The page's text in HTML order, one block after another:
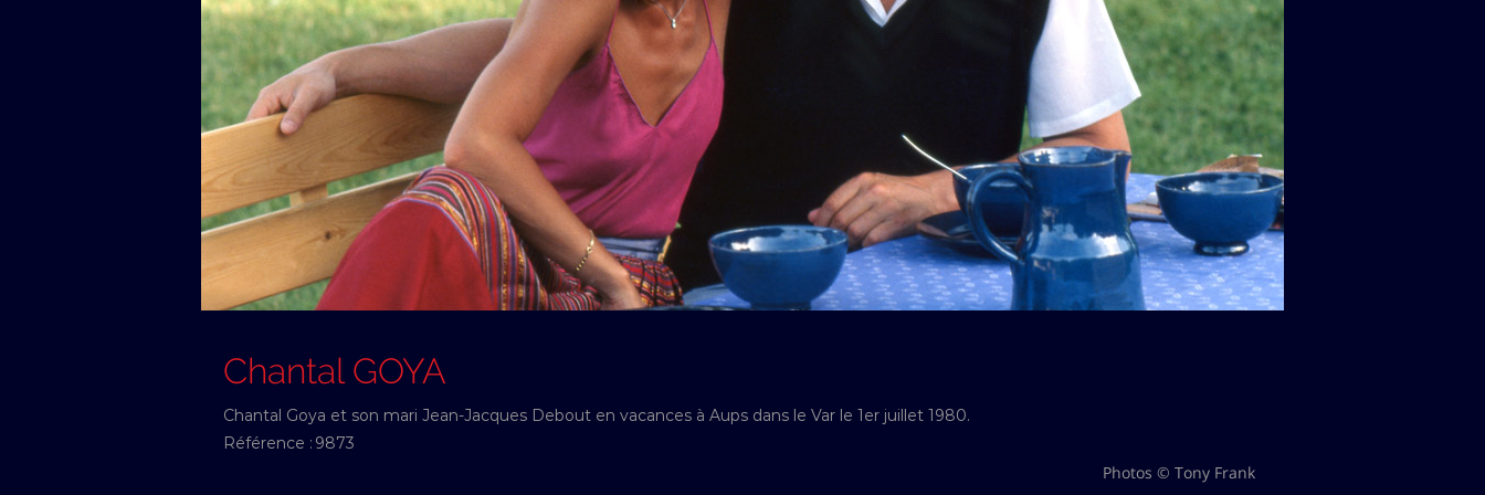
Chantal GOYA
Chantal Goya et son mari Jean-Jacques Debout en vacances à Aups dans le Var le 1er juillet 1980.
Référence : 9873
Photos © Tony Frank